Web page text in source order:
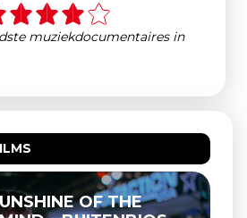
muziekdocumentaires in
OF THE